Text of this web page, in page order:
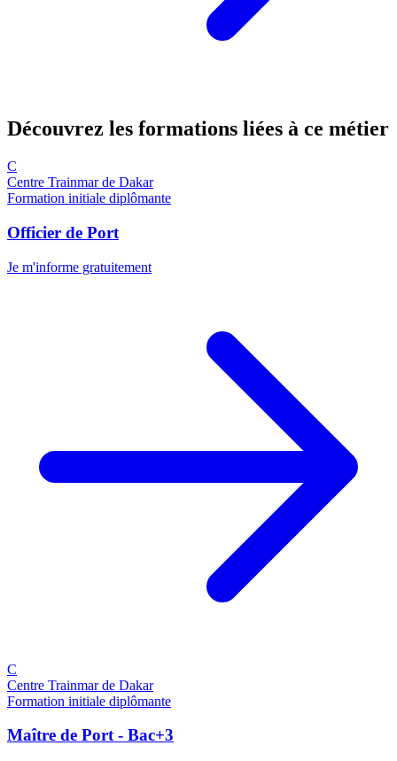
Découvrez les formations liées à ce métier
C
Centre Trainmar de Dakar
Formation initiale diplômante
Officier de Port
Je m'informe gratuitement
C
Centre Trainmar de Dakar
Formation initiale diplômante
Maître de Port - Bac+3